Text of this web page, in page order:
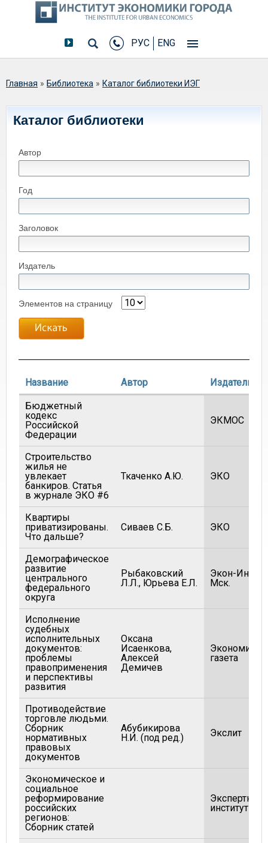
РУС ENG
Вы здесь
Главная » Библиотека » Каталог библиотеки ИЭГ
Каталог библиотеки
Автор
Год
Заголовок
Издатель
Элементов на страницу
Название Автор Издатель
Бюджетный
кодекс
Российской
Федерации
ЭКМОС
Строительство
жилья не
увлекает
банкиров. Статья
в журнале ЭКО #6
Ткаченко А.Ю. ЭКО
Квартиры
приватизированы.
Что дальше?
Сиваев С.Б. ЭКО
Демографическое
развитие
центрального
федерального
округа
Рыбаковский
Л.Л., Юрьева Е.Л.
Экон-
Мск.
Исполнение
судебных
исполнительных
документов:
проблемы
правоприменения
и перспективы
развития
Оксана
Исаенкова,
Алексей
Демичев
газета
Противодействие
торговле людьми.
Сборник
нормативных
правовых
документов
Абубикирова
Н.И. (под ред.)
Экслит
Экономическое и
социальное
реформирование
российских
регионов:
Сборник статей
Экспертный
институт